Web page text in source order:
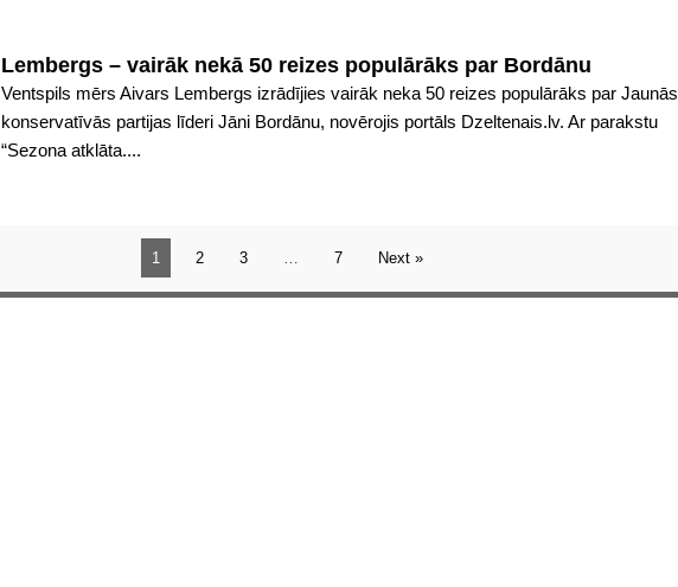
Lembergs – vairāk nekā 50 reizes populārāks par Bordānu
Ventspils mērs Aivars Lembergs izrādījies vairāk neka 50 reizes populārāks par Jaunās
konservatīvās partijas līderi Jāni Bordānu, novērojis portāls Dzeltenais.lv. Ar parakstu
“Sezona atklāta....
1 2 3 … 7 Next »